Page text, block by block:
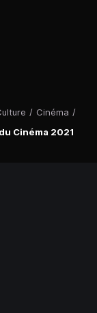
/ Cinéma /
Cinéma 2021